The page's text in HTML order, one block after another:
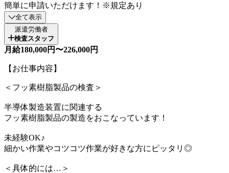
簡単に申請いただけます！※規定あり
全て表示
派遣労働者
検査スタッフ
月給180,000円〜226,000円
【お仕事内容】
＜フッ素樹脂製品の検査＞
半導体製造装置に関連する
フッ素樹脂製品の製造をおこなっています！
未経験OK♪
細かい作業やコツコツ作業が好きな方にピッタリ◎
＜具体的には…＞